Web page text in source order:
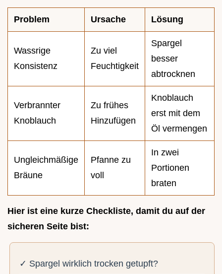
Problem Ursache Lösung
Wassrige
Konsistenz
Zu viel
Feuchtigkeit
Spargel
besser
abtrocknen
Verbrannter
Knoblauch
Zu frühes
Hinzufügen
Knoblauch
erst mit dem
Öl vermengen
Ungleichmäßige
Bräune
Pfanne zu
voll
In zwei
Portionen
braten
Hier ist eine kurze Checkliste, damit du auf der
sicheren Seite bist:
✓ Spargel wirklich trocken getupft?